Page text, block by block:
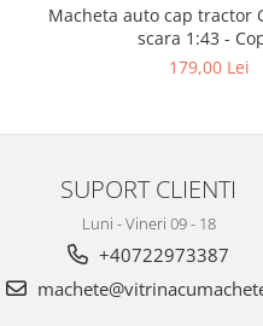
Macheta auto cap tractor
scara 1:43 -
179,00 Lei
SUPORT CLIENTI
Luni - Vineri 09 - 18
+40722973387